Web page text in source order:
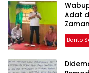
Adat
Zaman
Barito